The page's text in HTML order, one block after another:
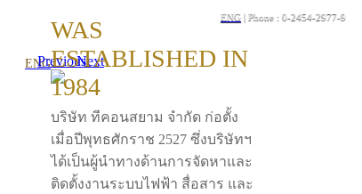
ENG | Phone : 0-2454-2977-9
ENGPreviousNext
WAS
ESTABLISHED IN
1984
บริษัท ทีคอนสยาม จำกัด ก่อตั้ง
เมื่อปีพุทธศักราช 2527 ซึ่งบริษัทฯ
ได้เป็นผู้นำทางด้านการจัดหาและ
ติดตั้งงานระบบไฟฟ้า สื่อสาร และ